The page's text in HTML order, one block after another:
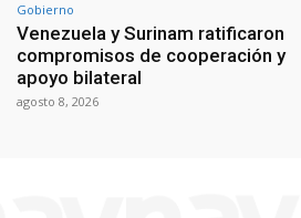
Gobierno
Venezuela y Surinam ratificaron
compromisos de cooperación y
apoyo bilateral
agosto 8, 2026